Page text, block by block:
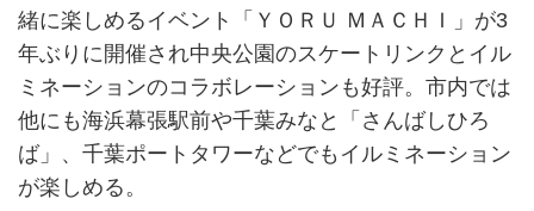
緒に楽しめるイベント「ＹＯＲＵ ＭＡＣＨＩ」が3
年ぶりに開催され中央公園のスケートリンクとイル
ミネーションのコラボレーションも好評。市内では
他にも海浜幕張駅前や千葉みなと「さんばしひろ
ば」、千葉ポートタワーなどでもイルミネーション
が楽しめる。